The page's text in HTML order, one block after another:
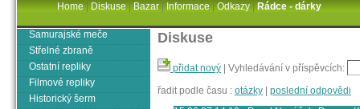
Diskuse
přidat nový | Vyhledávání v příspěvcích:
řadit podle času : otázky
poslední odpovědi
Samurajské meče
Střelné zbraně
Ostatní repliky
Filmové repliky
Historický šerm
Home|Diskuse|Bazar|Informace|Odkazy|Rádce - dárky